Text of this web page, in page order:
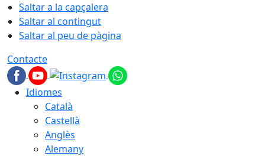
Saltar a la capçalera
Saltar al contingut
Saltar al peu de pàgina
Contacte
Idiomes
Català
Castellà
Anglès
Alemany